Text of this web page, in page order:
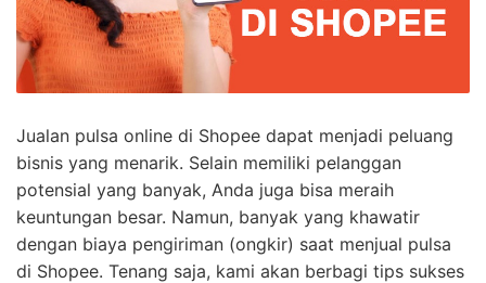
Jualan pulsa online di Shopee dapat menjadi peluang
bisnis yang menarik. Selain memiliki pelanggan
potensial yang banyak, Anda juga bisa meraih
keuntungan besar. Namun, banyak yang khawatir
dengan biaya pengiriman (ongkir) saat menjual pulsa
di Shopee. Tenang saja, kami akan berbagi tips sukses